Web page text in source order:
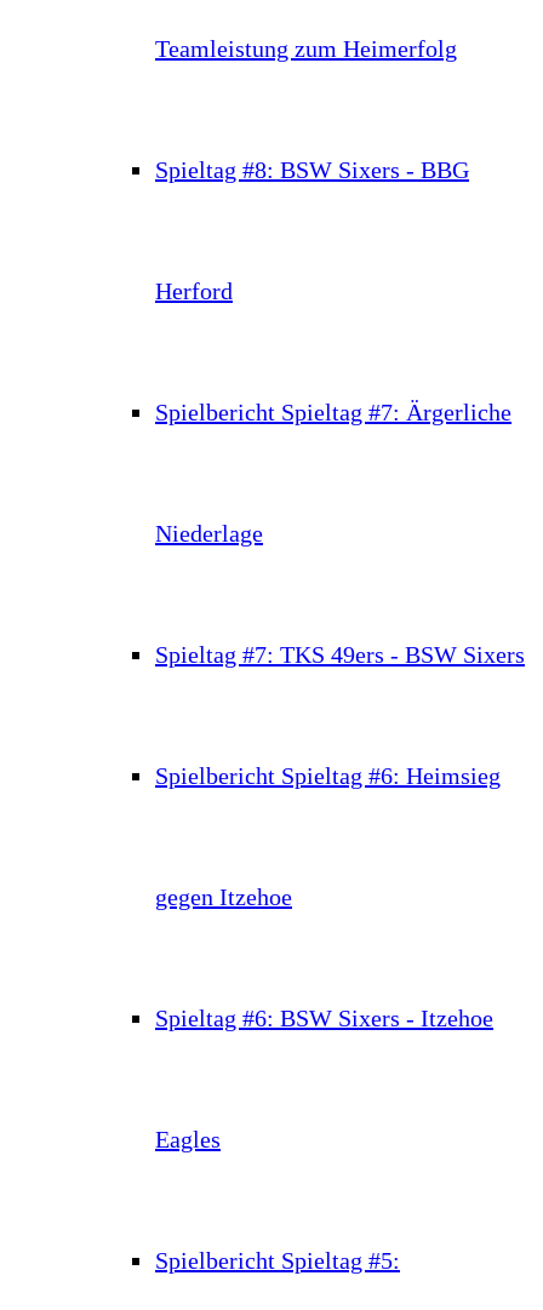
Teamleistung zum Heimerfolg
Spieltag #8: BSW Sixers - BBG
Herford
Spielbericht Spieltag #7: Ärgerliche
Niederlage
Spieltag #7: TKS 49ers - BSW Sixers
Spielbericht Spieltag #6: Heimsieg
gegen Itzehoe
Spieltag #6: BSW Sixers - Itzehoe
Eagles
Spielbericht Spieltag #5: